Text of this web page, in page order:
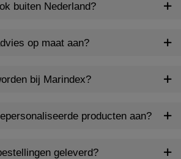
buiten Nederland?
op maat aan?
bij Marindex?
producten aan?
geleverd?